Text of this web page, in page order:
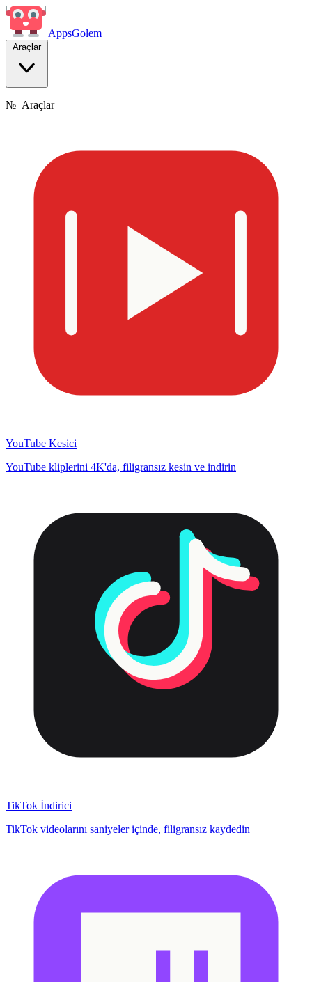
AppsGolem
Araçlar
№ Araçlar
YouTube Kesici
YouTube kliplerini 4K'da, filigransız kesin ve indirin
TikTok İndirici
TikTok videolarını saniyeler içinde, filigransız kaydedin